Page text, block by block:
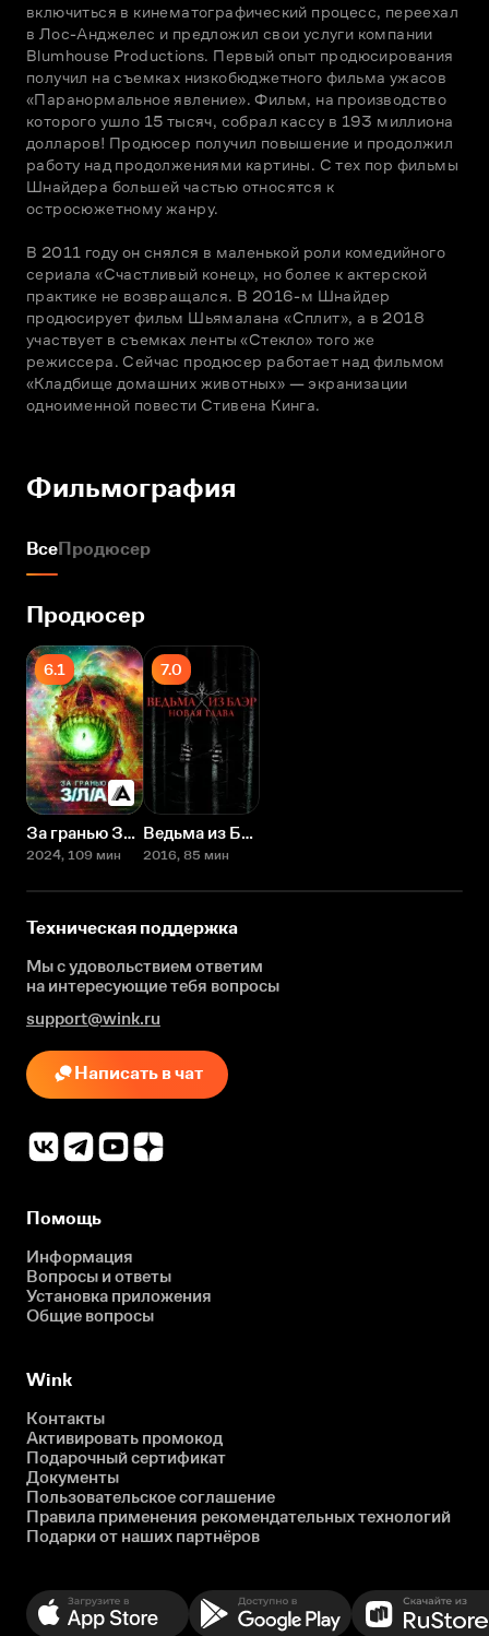
включиться в кинематографический процесс, переехал
в Лос-Анджелес и предложил свои услуги компании
Blumhouse Productions. Первый опыт продюсирования
получил на съемках низкобюджетного фильма ужасов
«Паранормальное явление». Фильм, на производство
которого ушло 15 тысяч, собрал кассу в 193 миллиона
долларов! Продюсер получил повышение и продолжил
работу над продолжениями картины. С тех пор фильмы
Шнайдера большей частью относятся к
остросюжетному жанру.
В 2011 году он снялся в маленькой роли комедийного
сериала «Счастливый конец», но более к актерской
практике не возвращался. В 2016-м Шнайдер
продюсирует фильм Шьямалана «Сплит», а в 2018
участвует в съемках ленты «Стекло» того же
режиссера. Сейчас продюсер работает над фильмом
«Кладбище домашних животных» — экранизации
одноименной повести Стивена Кинга.
Фильмография
ВсеПродюсер
Продюсер
6.1
За гранью З/Л/А
2024, 109 мин
7.0
Ведьма из Блэр: Новая глава
2016, 85 мин
Техническая поддержка
Мы с удовольствием ответим
на интересующиетебя вопросы
support@wink.ru
Написать в чат
Помощь
Информация
Вопросы и ответы
Установка приложения
Общие вопросы
Wink
Контакты
Активировать промокод
Подарочный сертификат
Документы
Пользовательское соглашение
Правила применения рекомендательных технологий
Подарки от наших партнёров